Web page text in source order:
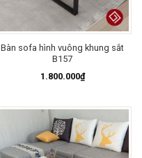
Bàn sofa hình vuông khung sắt
B157
1.800.000₫